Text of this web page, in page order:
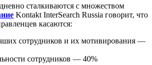
сталкиваются с множеством
Kontakt InterSearch Russia говорит, что
касаются:
сотрудников и их мотивирования —
сотрудников — 40%